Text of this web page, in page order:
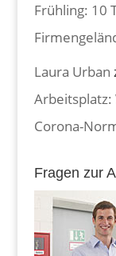
Frühling: 10
Laura Urban
Arbeitsplatz:
Corona-
Fragen zur